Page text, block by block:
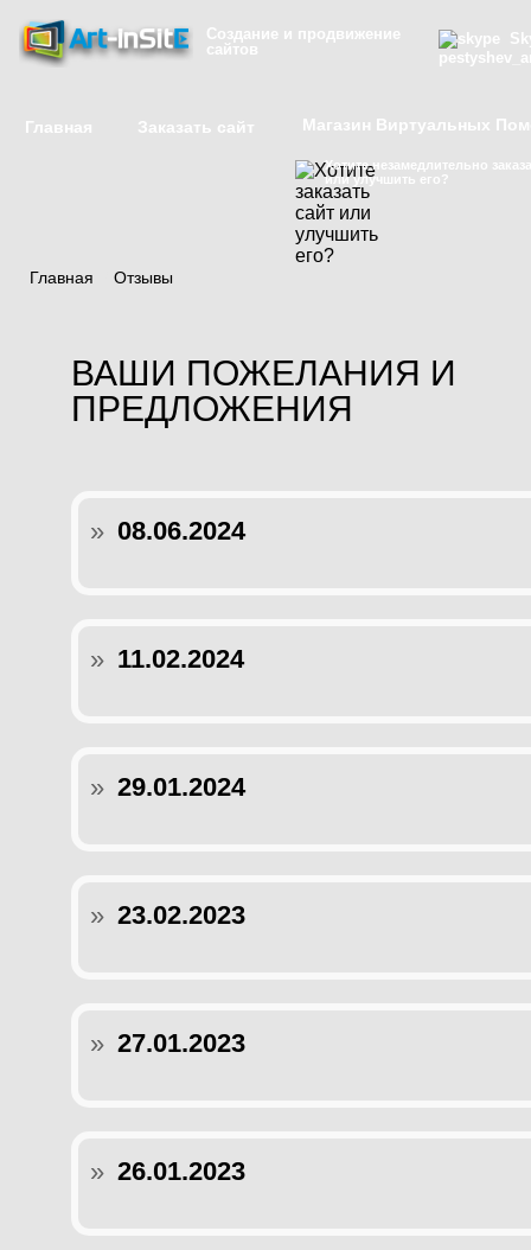
Создание и продвижение
сайтов
Главная Заказать сайт Магазин Виртуальных
Хотите незамедлительно
или улучшить его?
Главная Отзывы
ВАШИ ПОЖЕЛАНИЯ И
ПРЕДЛОЖЕНИЯ
» 08.06.2024
» 11.02.2024
» 29.01.2024
» 23.02.2023
» 27.01.2023
» 26.01.2023